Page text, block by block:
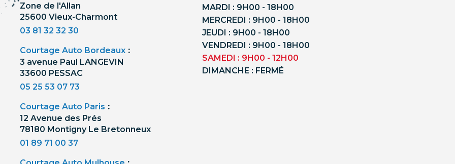
Zone de l'Allan
25600 Vieux-Charmont
03 81 32 32 30
Courtage Auto Bordeaux :
3 avenue Paul LANGEVIN
33600 PESSAC
05 25 53 07 73
Courtage Auto Paris :
12 Avenue des Prés
78180 Montigny Le Bretonneux
01 89 71 00 37
MARDI : 9H00 - 18H00
MERCREDI : 9H00 - 18H00
JEUDI : 9H00 - 18H00
VENDREDI : 9H00 - 18H00
SAMEDI : 9H00 - 12H00
DIMANCHE : FERMÉ